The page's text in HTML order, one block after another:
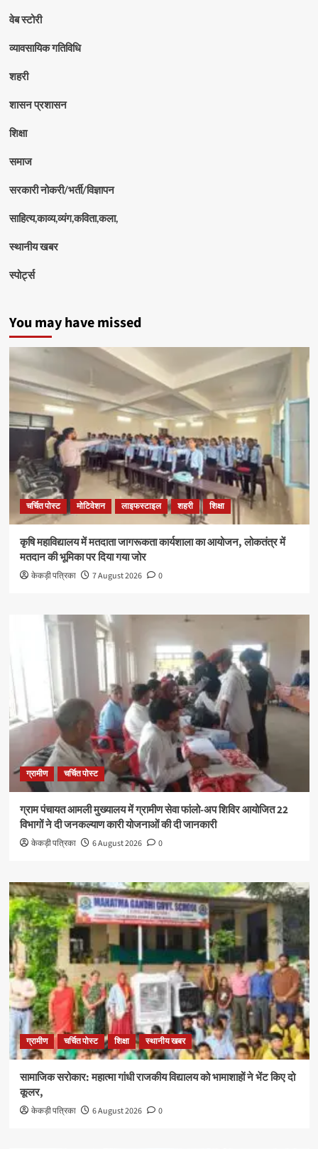
वेब स्टोरी
व्यावसायिक गतिविधि
शहरी
शासन प्रशासन
शिक्षा
समाज
सरकारी नोकरी/भर्ती/विज्ञापन
साहित्य,काव्य,व्यंग,कविता,कला,
स्थानीय खबर
स्पोर्ट्स
You may have missed
चर्चित पोस्ट मोटिवेशन लाइफस्टाइल शहरी शिक्षा
कृषि महाविद्यालय में मतदाता जागरूकता कार्यशाला का आयोजन, लोकतंत्र में
मतदान की भूमिका पर दिया गया जोर
केकड़ी पत्रिका 7 August 2026 0
ग्रामीण चर्चित पोस्ट
ग्राम पंचायत आमली मुख्यालय में ग्रामीण सेवा फांलो-अप शिविर आयोजित 22
विभागों ने दी जनकल्याण कारी योजनाओं की दी जानकारी
केकड़ी पत्रिका 6 August 2026 0
ग्रामीण चर्चित पोस्ट शिक्षा स्थानीय खबर
सामाजिक सरोकार: महात्मा गांधी राजकीय विद्यालय को भामाशाहों ने भेंट किए दो
कूलर,
केकड़ी पत्रिका 6 August 2026 0